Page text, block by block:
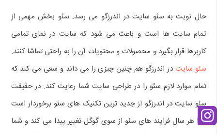
حال نوبت به سئو سایت در اندرزگو می رسد. سئو بخش مهمی از
تمام سایت ها است و باعث می شود که سایت در نمای تمامی
کاربرها قرار بگیرد و محصولات و محتویات آن را به راحتی تماشا کنند.
سئو سایت در اندرزگو هم چنین چیزی را می داند و سعی می کند که
تمام موارد لازم سئو را در طراحی سایت شما رعایت کند. در حقیقت
سئو سایت در اندرزگو از جدید ترین تکنیک های سئو برخوردار است
زیرا هر سال فرایند های سئو از سوی گوگل تغییر پیدا می کند و شما